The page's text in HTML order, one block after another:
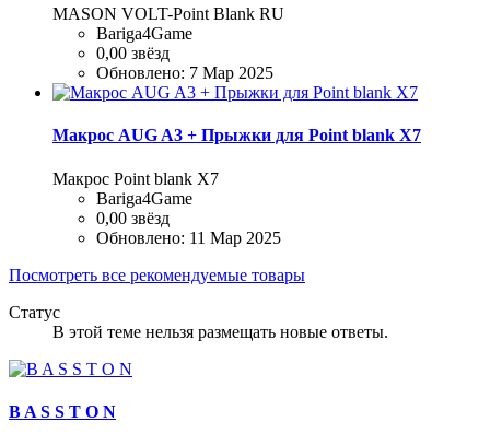
MASON VOLT-Point Blank RU
Bariga4Game
0,00 звёзд
Обновлено: 7 Мар 2025
Макрос AUG A3 + Прыжки для Point blank Х7
Макрос Point blank Х7
Bariga4Game
0,00 звёзд
Обновлено: 11 Мар 2025
Посмотреть все рекомендуемые товары
Статус
В этой теме нельзя размещать новые ответы.
B A S S T O N